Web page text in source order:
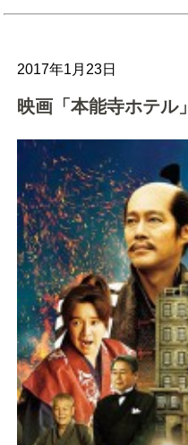
2017年1月23日
映画「本能寺ホテル」